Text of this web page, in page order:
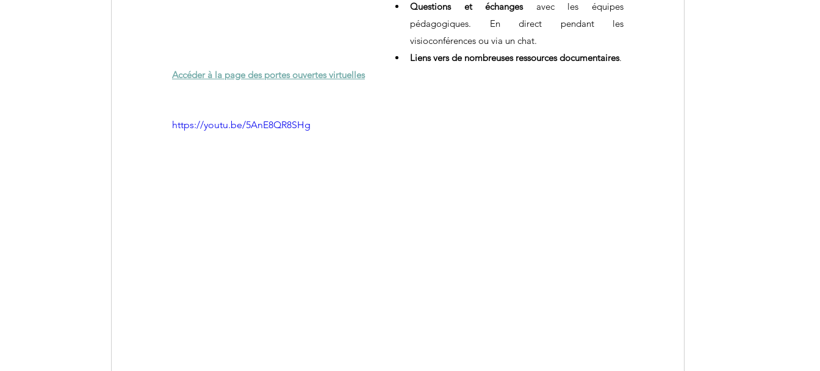
Questions et échanges avec les équipes
pédagogiques. En direct pendant les
visioconférences ou via un chat.
Liens vers de nombreuses ressources documentaires.
Accéder à la page des portes ouvertes virtuelles
https://youtu.be/5AnE8QR8SHg